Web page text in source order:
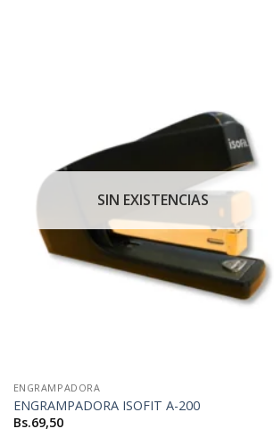
SIN EXISTENCIAS
ENGRAMPADORA
ENGRAMPADORA ISOFIT A-200
Bs.69,50